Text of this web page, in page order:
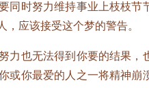
时努力维持事业上枝枝节
应该接受这个梦的警告。
也无法得到你要的结果，
或你最爱的人之一将精神崩